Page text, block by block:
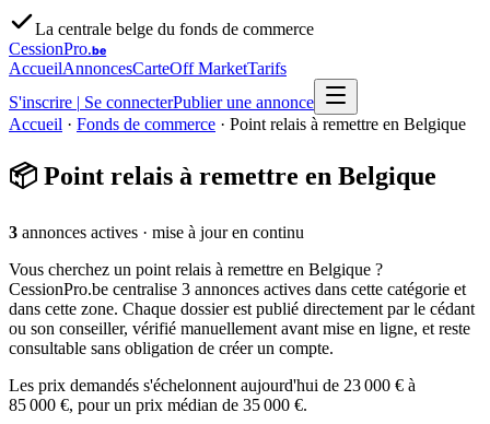
La centrale belge du fonds de commerce
CessionPro.be
AccueilAnnoncesCarteOff MarketTarifs
S'inscrire | Se connecterPublier une annonce
Accueil · Fonds de commerce · Point relais à remettre en Belgique
📦 Point relais à remettre en Belgique
3 annonces actives · mise à jour en continu
Vous cherchez un point relais à remettre en Belgique ?
CessionPro.be centralise 3 annonces actives dans cette catégorie et
dans cette zone. Chaque dossier est publié directement par le cédant
ou son conseiller, vérifié manuellement avant mise en ligne, et reste
consultable sans obligation de créer un compte.
Les prix demandés s'échelonnent aujourd'hui de 23 000 € à
85 000 €, pour un prix médian de 35 000 €.